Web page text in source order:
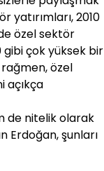
yatırımları, 2010
özel sektör
gibi çok yüksek bir
özel
açıkça
de nitelik olarak
Erdoğan, şunları